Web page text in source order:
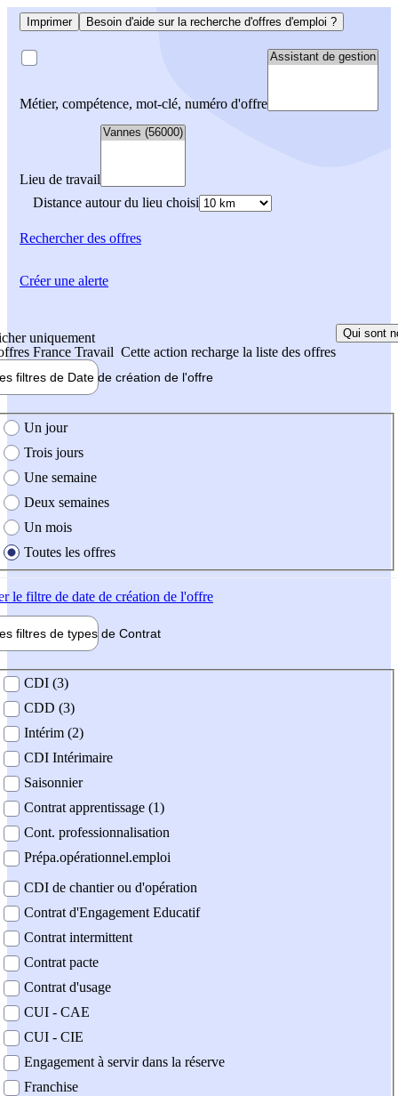
Imprimer Besoin d'aide sur la recherche d'offres d'emploi ?
Métier, compétence, mot-clé, numéro d'offre
Lieu de travail
Distance autour du lieu choisi
Rechercherdes offres
uniquement
France Travail Cette action recharge la liste des offres
Qui sont
filtres de Date de création de l'offre
création de l'offre
Un jour
Trois jours
Une semaine
Deux semaines
Un mois
Toutes les offres
le filtre de date de création de l'offre
filtres de types de Contrat
contrat
CDI (3)
CDD (3)
Intérim (2)
CDI Intérimaire
Saisonnier
Contrat apprentissage (1)
Cont. professionnalisation
Prépa.opérationnel.emploi
CDI de chantier ou d'opération
Contrat d'Engagement Educatif
Contrat intermittent
Contrat pacte
Contrat d'usage
CUI - CAE
CUI - CIE
Engagement à servir dans la réserve
Franchise
Créer une alerte